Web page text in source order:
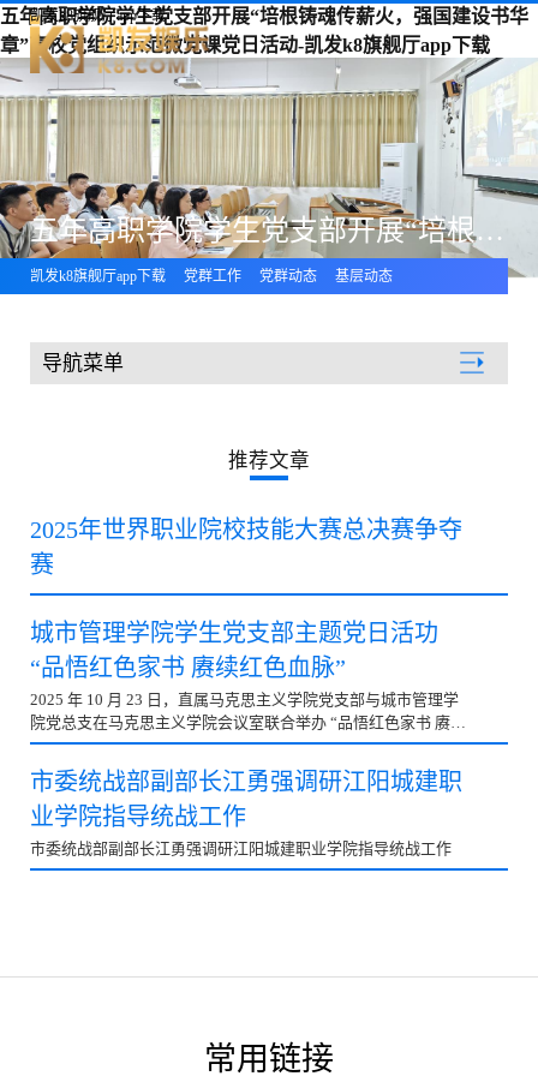
五年高职学院学生党支部开展“培根铸魂传薪火，强国建设书华
章”高校党组织示范微党课党日活动-凯发k8旗舰厅app下载
凯发k8旗舰厅app下载
五年高职学院学生党支部开展“培根铸魂传薪火，强国建设书华章”高校党组织示范微党课党日活动
凯发k8旗舰厅app下载 党群工作 党群动态 基层动态
导航菜单
推荐文章
2025年世界职业院校技能大赛总决赛争夺
赛
城市管理学院学生党支部主题党日活功
“品悟红色家书 赓续红色血脉”
2025 年 10 月 23 日，直属马克思主义学院党支部与城市管理学
院党总支在马克思主义学院会议室联合举办 “品悟红色家书 赓续
红色血脉” 主题党日活动。 活动由直属马克思主义学院党支部书
记邢同会主持，共设置四大环节。全体党员围坐共读革命先烈家
书原文，在静默中感受跨越时空的精神力量。 随后,3-5 名党员代
表登台诵读家书并分享感悟，再现烽火岁月中的家国大义；在互
动环节，党员们选取家书金句录制快闪视频，还通过给先烈写回
信、给家人写家书的方式，抒发初心与情怀并现场交流。 最后，
市委统战部副部长江勇强调研江阳城建职
业学院指导统战工作
市委统战部副部长江勇强调研江阳城建职业学院指导统战工作
常用链接